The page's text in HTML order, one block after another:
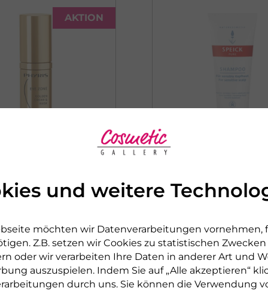
und weitere
möchten wir Datenverarbeitungen vornehmen,
Z.B. setzen wir Cookies zu statistischen
oder wir verarbeiten Ihre Daten in anderer Art und
auszuspielen. Indem Sie auf „Alle akzeptieren“
durch uns. Sie können die Verwendung
AKTION
15 ml
1 l
PURE SHAMPOO
€ 8,24
€ 41,20 pro 1 l
sofort lieferbar